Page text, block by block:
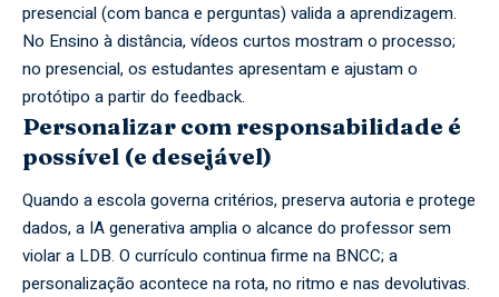
presencial (com banca e perguntas) valida a aprendizagem.
No Ensino à distância, vídeos curtos mostram o processo;
no presencial, os estudantes apresentam e ajustam o
protótipo a partir do feedback.
Personalizar com responsabilidade é
possível (e desejável)
Quando a escola governa critérios, preserva autoria e protege
dados, a IA generativa amplia o alcance do professor sem
violar a LDB. O currículo continua firme na BNCC; a
personalização acontece na rota, no ritmo e nas devolutivas.